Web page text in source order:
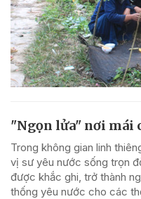
"Ngọn lửa" nơi mái
Trong không gian linh
vị sư yêu nước sống trọn
được khắc ghi, trở thành
thống yêu nước cho các